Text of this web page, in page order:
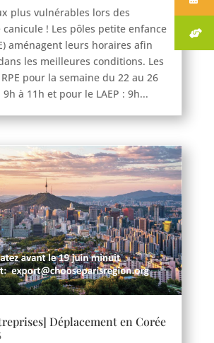
plus vulnérables lors des
canicule ! Les pôles petite enfance
aménagent leurs horaires afin
les meilleures conditions. Les
pour la semaine du 22 au 26
à 11h et pour le LAEP : 9h...
Déplacement en Corée